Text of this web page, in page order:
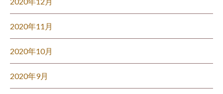
2020年11月
2020年10月
2020年9月